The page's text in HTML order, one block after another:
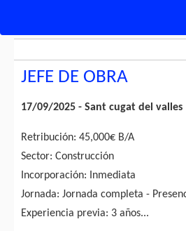
JEFE DE OBRA
17/09/2025 - Sant cugat del valles
Retribución: 45,000€ B/A
Sector: Construcción
Incorporación: Inmediata
Jornada: Jornada completa -
Experiencia previa: 3 años...